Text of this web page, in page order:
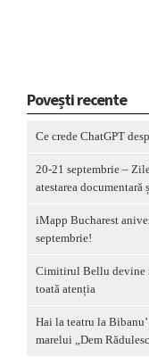
Povești recente
Ce crede ChatGPT
20-21 septembrie –
atestarea
iMapp Bucharest
septembrie!
Cimitirul Bellu devine
toată atenția
Hai la teatru la
marelui „Dem